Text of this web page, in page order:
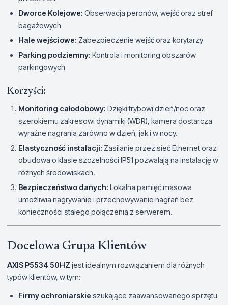
Dworce Kolejowe: Obserwacja peronów, wejść oraz stref
bagażowych
Hale wejściowe: Zabezpieczenie wejść oraz korytarzy
Parking podziemny: Kontrola i monitoring obszarów
parkingowych
Korzyści:
Monitoring całodobowy: Dzięki trybowi dzień/noc oraz
szerokiemu zakresowi dynamiki (WDR), kamera dostarcza
wyraźne nagrania zarówno w dzień, jak i w nocy.
Elastyczność instalacji: Zasilanie przez sieć Ethernet oraz
obudowa o klasie szczelności IP51 pozwalają na instalację w
różnych środowiskach.
Bezpieczeństwo danych: Lokalna pamięć masowa
umożliwia nagrywanie i przechowywanie nagrań bez
konieczności stałego połączenia z serwerem.
Docelowa Grupa Klientów
AXIS P5534 50HZ jest idealnym rozwiązaniem dla różnych
typów klientów, w tym:
Firmy ochroniarskie szukające zaawansowanego sprzętu